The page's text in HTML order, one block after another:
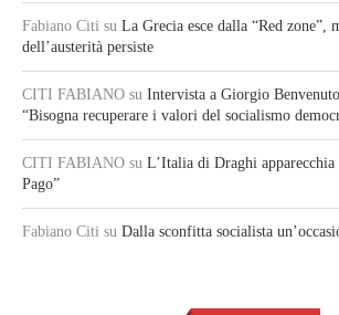
Fabiano Citi su La Grecia esce dalla “Red zone”,
dell’austerità persiste
CITI FABIANO su Intervista a Giorgio
“Bisogna recuperare i valori del socialismo
CITI FABIANO su L’Italia di Draghi
Pago”
Fabiano Citi su Dalla sconfitta socialista